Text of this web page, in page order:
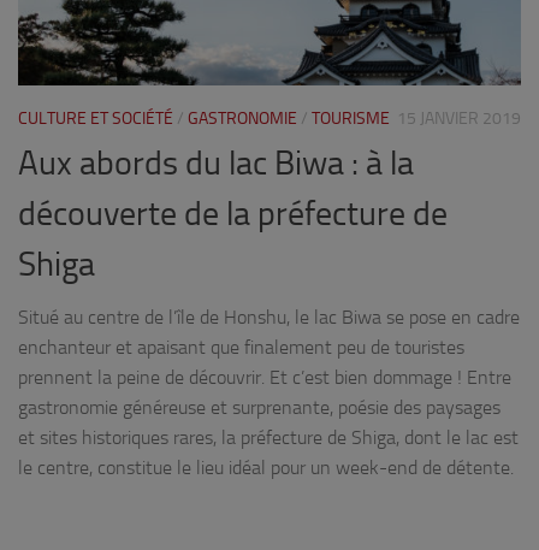
CULTURE ET SOCIÉTÉ / GASTRONOMIE / TOURISME 15 JANVIER 2019
Aux abords du lac Biwa : à la
découverte de la préfecture de
Shiga
Situé au centre de l’île de Honshu, le lac Biwa se pose en cadre
enchanteur et apaisant que finalement peu de touristes
prennent la peine de découvrir. Et c’est bien dommage ! Entre
gastronomie généreuse et surprenante, poésie des paysages
et sites historiques rares, la préfecture de Shiga, dont le lac est
le centre, constitue le lieu idéal pour un week-end de détente.